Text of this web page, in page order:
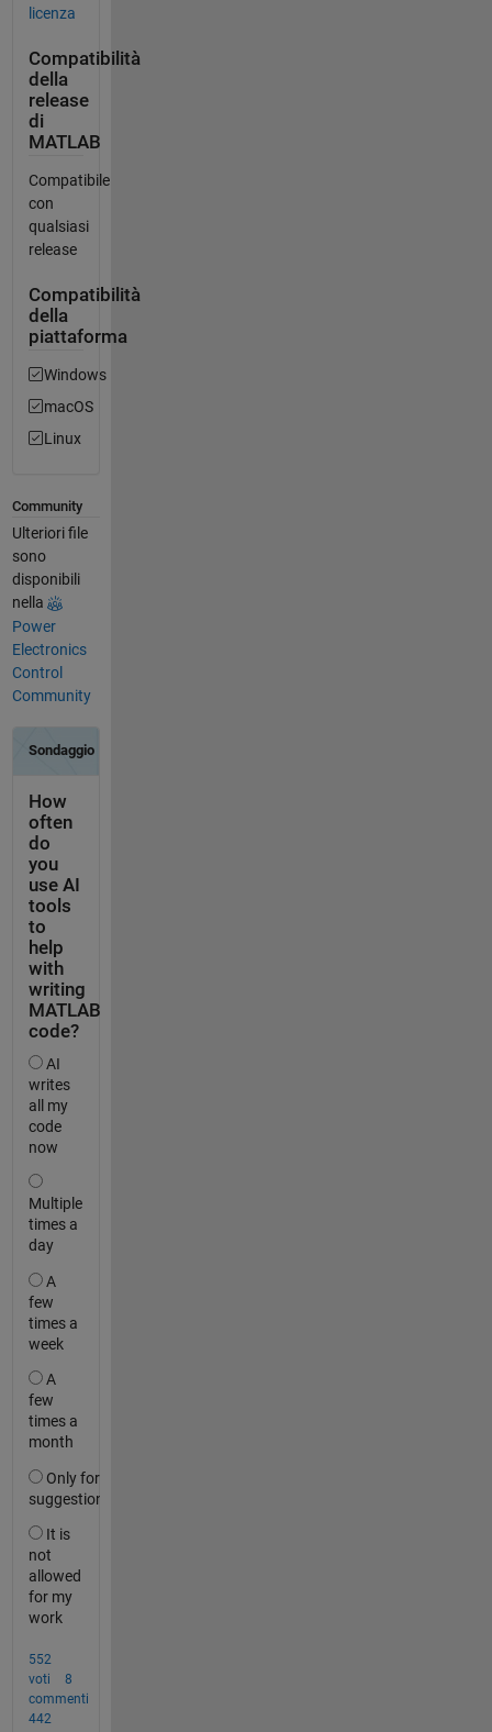
licenza
Compatibilità
della
release
di
MATLAB
Compatibile
con
qualsiasi
release
Compatibilità
della
piattaforma
Windows
macOS
Linux
Community
Ulteriori file
sono
disponibili
nella
Power
Electronics
Control
Community